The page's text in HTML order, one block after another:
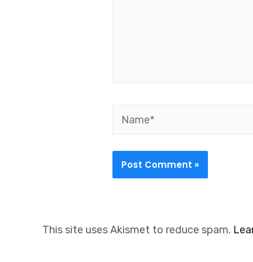
Name*
This site uses Akismet to reduce spam.